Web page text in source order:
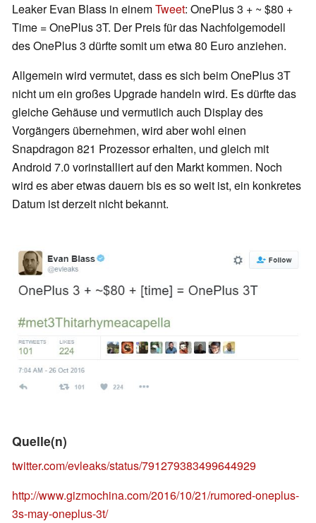
Leaker Evan Blass in einemTweet: OnePlus 3 + ~ $80 +
Time = OnePlus 3T. Der Preis für das Nachfolgemodell
des OnePlus 3 dürfte somit um etwa 80 Euro anziehen.
Allgemein wird vermutet, dass es sich beim OnePlus 3T
nicht um ein großes Upgrade handeln wird. Es dürfte das
gleiche Gehäuse und vermutlich auch Display des
Vorgängers übernehmen, wird aber wohl einen
Snapdragon 821 Prozessor erhalten, und gleich mit
Android 7.0 vorinstalliert auf den Markt kommen. Noch
wird es aber etwas dauern bis es so weit ist, ein konkretes
Datum ist derzeit nicht bekannt.
Quelle(n)
twitter.com/evleaks/status/791279383499644929
http://www.gizmochina.com/2016/10/21/rumored-oneplus-
3s-may-oneplus-3t/